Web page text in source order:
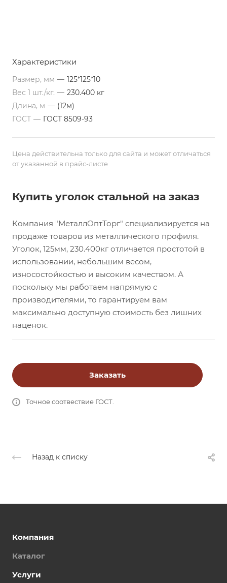
Характеристики
Размер, мм — 125*125*10
Вес 1 шт./кг. — 230.400 кг
Длина, м — (12м)
ГОСТ — ГОСТ 8509-93
Цена действительна только для сайта и может отличаться
от указанной в прайс-листе
Купить уголок стальной на заказ
Компания "МеталлОптТорг" специализируется на
продаже товаров из металлического профиля.
Уголок, 125мм, 230.400кг отличается простотой в
использовании, небольшим весом,
износостойкостью и высоким качеством. А
поскольку мы работаем напрямую с
производителями, то гарантируем вам
максимально доступную стоимость без лишних
наценок.
Заказать
Точное соотвествие ГОСТ.
Назад к списку
Компания
Каталог
Услуги